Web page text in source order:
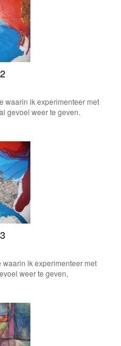
waarin ik experimenteer met
gevoel weer te geven.
ik experimenteer met
weer te geven,